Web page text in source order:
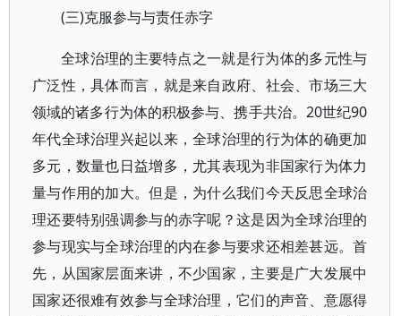
(三)克服参与与责任赤字
全球治理的主要特点之一就是行为体的多元性与
广泛性，具体而言，就是来自政府、社会、市场三大
领域的诸多行为体的积极参与、携手共治。20世纪90
年代全球治理兴起以来，全球治理的行为体的确更加
多元，数量也日益增多，尤其表现为非国家行为体力
量与作用的加大。但是，为什么我们今天反思全球治
理还要特别强调参与的赤字呢？这是因为全球治理的
参与现实与全球治理的内在参与要求还相差甚远。首
先，从国家层面来讲，不少国家，主要是广大发展中
国家还很难有效参与全球治理，它们的声音、意愿得